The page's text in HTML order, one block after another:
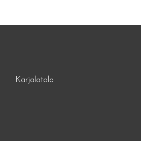
Karjalatalo